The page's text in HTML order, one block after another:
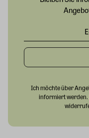
Ich möchte über
informiert werden.